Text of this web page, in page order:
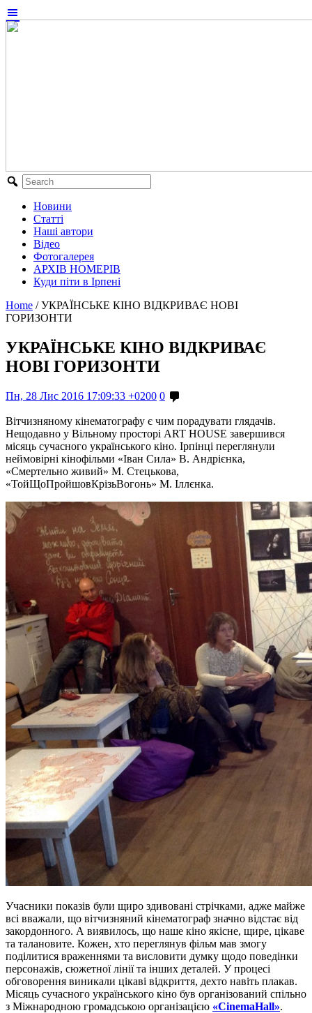
Новини
Статті
Наші автори
Відео
Фотогалерея
АРХІВ НОМЕРІВ
Куди піти в Ірпені
Home / УКРАЇНСЬКЕ КІНО ВІДКРИВАЄ НОВІ
ГОРИЗОНТИ
УКРАЇНСЬКЕ КІНО ВІДКРИВАЄ
НОВІ ГОРИЗОНТИ
Пн, 28 Лис 2016 17:09:33 +0200 0
Вітчизняному кінематографу є чим порадувати глядачів.
Нещодавно у Вільному просторі ART HOUSE завершився
місяць сучасного українського кіно. Ірпінці переглянули
неймовірні кінофільми «Іван Сила» В. Андрієнка,
«Смертельно живий» М. Стецькова,
«ТойЩоПройшовКрізьВогонь» М. Іллєнка.
Учасники показів були щиро здивовані стрічками, адже майже
всі вважали, що вітчизняний кінематограф значно відстає від
закордонного. А виявилось, що наше кіно якісне, щире, цікаве
та талановите. Кожен, хто переглянув фільм мав змогу
поділитися враженнями та висловити думку щодо поведінки
персонажів, сюжетної лінії та інших деталей. У процесі
обговорення виникали цікаві відкриття, дехто навіть плакав.
Місяць сучасного українського кіно був організований спільно
з Міжнародною громадською організацією «CinemaHall».